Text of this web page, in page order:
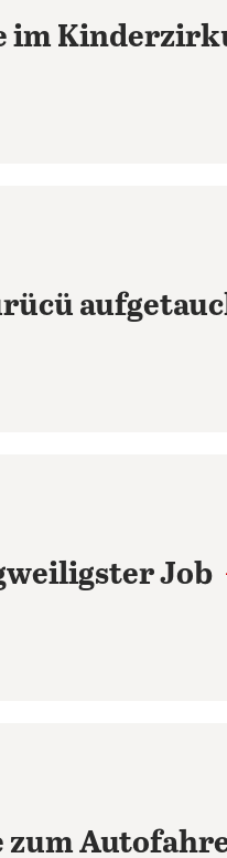
im
Job
zum